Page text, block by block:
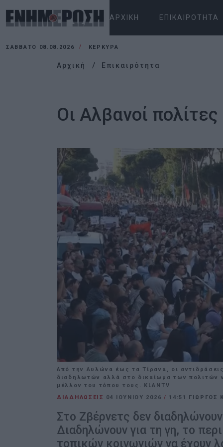
ΑΡΧΙΚΉ ΕΠΙΚΑΙΡΌΤΗΤΑ
ΣΆΒΒΑΤΟ 08.08.2026 ΚΕΡΚΥΡΑ
Αρχική Επικαιρότητα
Οι Αλβανοί
Από την Αυλώνα έως τα Τίρανα, οι
διαδηλωτών αλλά στο δικαίωμα των πολιτών
μέλλον του τόπου τους. KLANTV
ΔΙΑΔΗΛΩΣΕΙΣ
04 ΙΟΥΝΊΟΥ 2026 / 14:51 ΓΙΩΡΓΟΣ
Στο Ζβέρνετς δεν
Διαδηλώνουν για τη γη, το
τοπικών κοινωνιών να έχουν